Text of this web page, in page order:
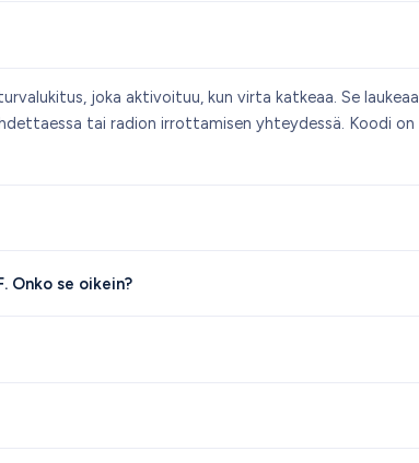
joka aktivoituu, kun virta katkeaa. Se laukeaa
tai radion irrottamisen yhteydessä. Koodi on
Onko se oikein?